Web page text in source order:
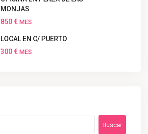
MONJAS
850 € MES
LOCAL EN C/ PUERTO
300 € MES
Buscar